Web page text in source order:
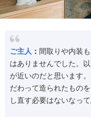
ご主人 ： 間取りや内装
はありませんでした。
が近いのだと思います
だわって造られたもの
し直す必要はないなって